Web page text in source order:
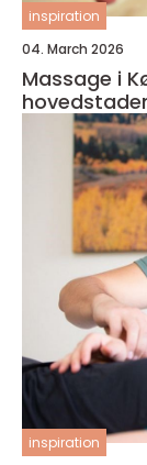
inspiration
04. March 2026
Massage i
inspiration